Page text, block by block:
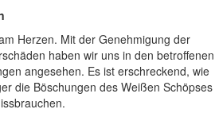
Herzen. Mit der Genehmigung der
haben wir uns in den betroffenen
angesehen. Es ist erschreckend, wie
die Böschungen des Weißen Schöpses